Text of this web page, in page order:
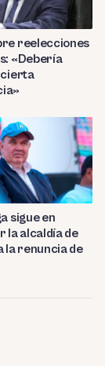
reelecciones
«Debería
sigue en
la alcaldía de
la renuncia de